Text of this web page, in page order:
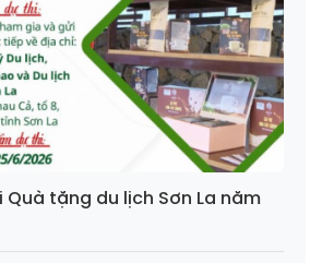
Quà tặng du lịch Sơn La năm